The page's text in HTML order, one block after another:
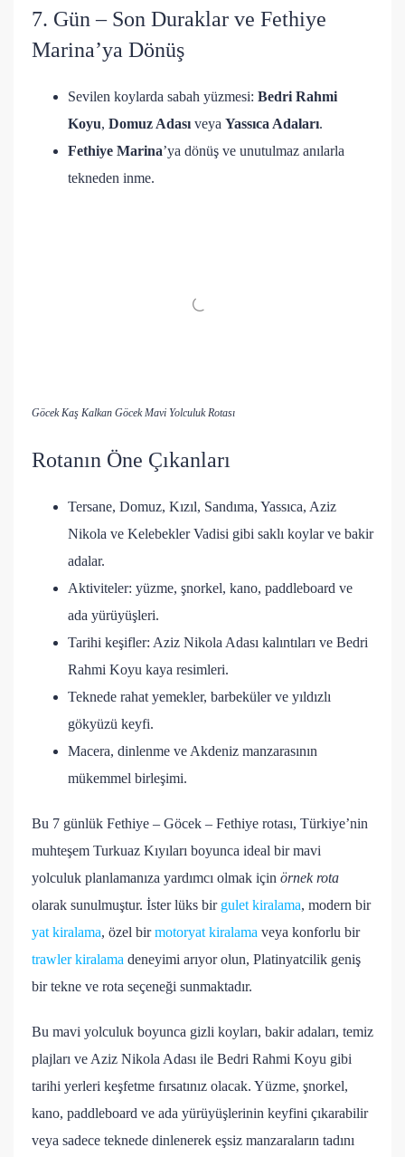
7. Gün – Son Duraklar ve Fethiye
Marina’ya Dönüş
Sevilen koylarda sabah yüzmesi: Bedri Rahmi
Koyu, Domuz Adası veya Yassıca Adaları.
Fethiye Marina’ya dönüş ve unutulmaz anılarla
tekneden inme.
Göcek Kaş Kalkan Göcek Mavi Yolculuk Rotası
Rotanın Öne Çıkanları
Tersane, Domuz, Kızıl, Sandıma, Yassıca, Aziz
Nikola ve Kelebekler Vadisi gibi saklı koylar ve bakir
adalar.
Aktiviteler: yüzme, şnorkel, kano, paddleboard ve
ada yürüyüşleri.
Tarihi keşifler: Aziz Nikola Adası kalıntıları ve Bedri
Rahmi Koyu kaya resimleri.
Teknede rahat yemekler, barbeküler ve yıldızlı
gökyüzü keyfi.
Macera, dinlenme ve Akdeniz manzarasının
mükemmel birleşimi.
Bu 7 günlük Fethiye – Göcek – Fethiye rotası, Türkiye’nin
muhteşem Turkuaz Kıyıları boyunca ideal bir mavi
yolculuk planlamanıza yardımcı olmak için örnek rota
olarak sunulmuştur. İster lüks bir gulet kiralama, modern bir
yat kiralama, özel birmotoryat kiralama veya konforlu bir
trawler kiralama deneyimi arıyor olun, Platinyatcilik geniş
bir tekne ve rota seçeneği sunmaktadır.
Bu mavi yolculuk boyunca gizli koyları, bakir adaları, temiz
plajları ve Aziz Nikola Adası ile Bedri Rahmi Koyu gibi
tarihi yerleri keşfetme fırsatınız olacak. Yüzme, şnorkel,
kano, paddleboard ve ada yürüyüşlerinin keyfini çıkarabilir
veya sadece teknede dinlenerek eşsiz manzaraların tadını